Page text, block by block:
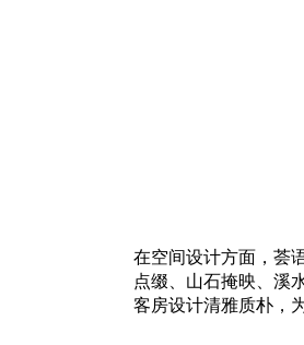
在空间设计方面，荟
点缀、山石掩映、溪
客房设计清雅质朴，